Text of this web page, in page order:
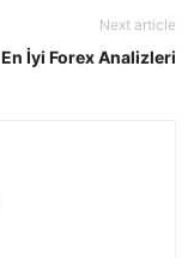
Next article
En İyi Forex Analizleri